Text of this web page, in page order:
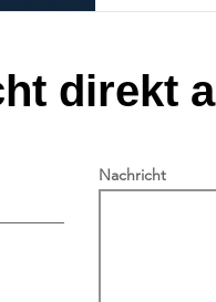
direkt
Nachricht